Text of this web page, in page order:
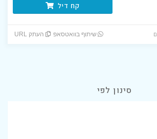
קח דיל
שיתוף בוואטסאפ העתק URL
סינון לפי